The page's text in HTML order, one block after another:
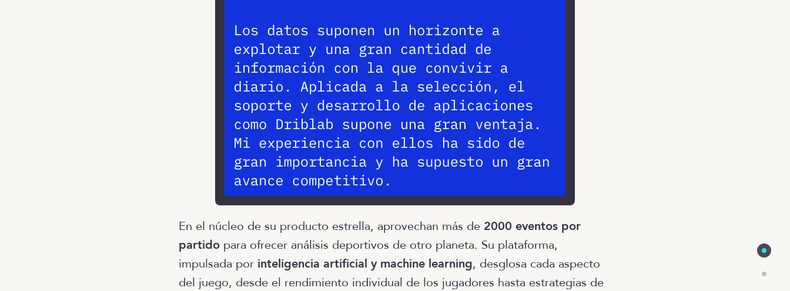
En el núcleo de su producto estrella, aprovechan más de 2000 eventos por
partido para ofrecer análisis deportivos de otro planeta. Su plataforma,
impulsada por inteligencia artificial y machine learning, desglosa cada aspecto
del juego, desde el rendimiento individual de los jugadores hasta estrategias de